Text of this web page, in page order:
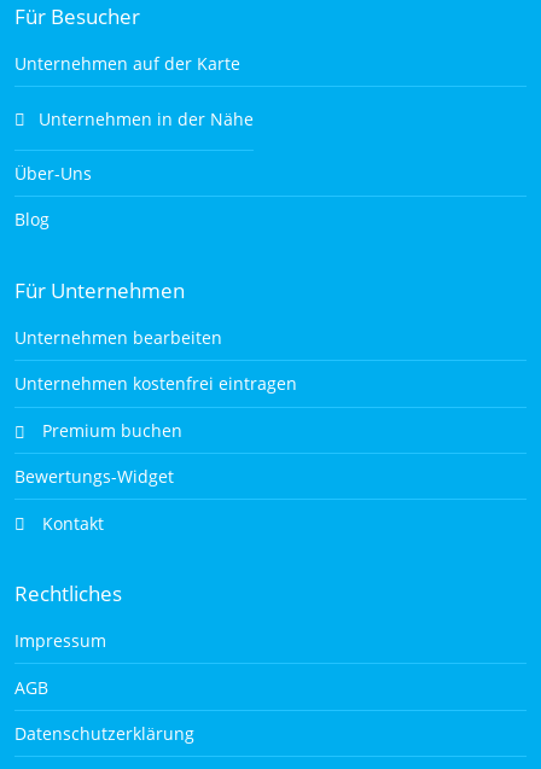
Für Besucher
Unternehmen auf der Karte
Unternehmen in der Nähe
Über-Uns
Blog
Für Unternehmen
Unternehmen bearbeiten
Unternehmen kostenfrei eintragen
Premium buchen
Bewertungs-Widget
Kontakt
Rechtliches
Impressum
AGB
Datenschutzerklärung